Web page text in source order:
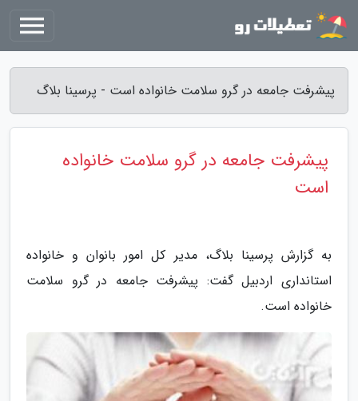
پیشرفت جامعه در گرو سلامت خانواده است - پرسینا بلاگ
پیشرفت جامعه در گرو سلامت خانواده
است
به گزارش پرسینا بلاگ، مدیر کل امور بانوان و خانواده
استانداری اردبیل گفت: پیشرفت جامعه در گرو سلامت
خانواده است.